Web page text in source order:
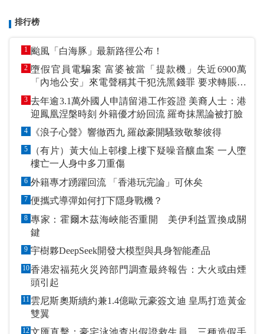
排行榜
1 颱風「白海豚」最新路徑公布！
2 墮假官員電騙案 富婆被當「提款機」失近6900萬
「內地公安」來電聲稱其干犯洗黑錢罪 要求轉賬到
指定戶口作「保證金」
3 去年逾3.1萬外國人申請留港工作簽證 美裔人士：港
迎鳳凰涅槃時刻 外籍優才紛回流 羅奇抹黑論被打臉
4 《浪子心聲》響徹西九 羅啟豪開騷致敬黎彼得
5
（有片）黃大仙上邨樓上樓下疑噪音釀血案 一人墮
樓亡一人身中多刀重傷
6 外籍專才踴躍回流 「香港玩完論」可休矣
7 便攜式導彈如何打下隱身戰機？
8 專家：霍爾木茲海峽能否重開 美伊利益置換成關
鍵
9 宇樹夥DeepSeek開發大模型與具身智能產品
10香港宏福苑火災跨部門調查最終報告：大火或由煙
頭引起
11 雲尼斯奧斯續約兼1.4億歐元豪簽文迪 皇馬打造黃金
雙翼
12